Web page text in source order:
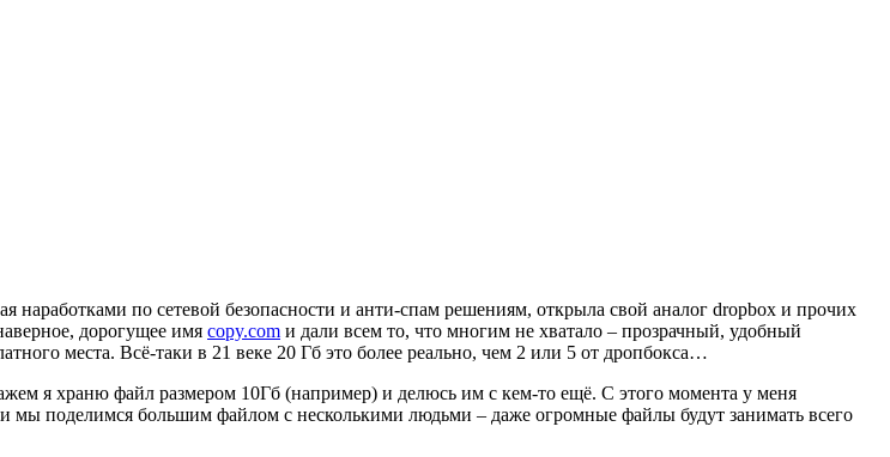
наработками по сетевой безопасности и анти-спам решениям, открыла свой аналог dropbox и прочих
дорогущее имя copy.com и дали всем то, что многим не хватало – прозрачный, удобный
места. Всё-таки в 21 веке 20 Гб это более реально, чем 2 или 5 от дропбокса…
я храню файл размером 10Гб (например) и делюсь им с кем-то ещё. С этого момента у меня
мы поделимся большим файлом с несколькими людьми – даже огромные файлы будут занимать всего